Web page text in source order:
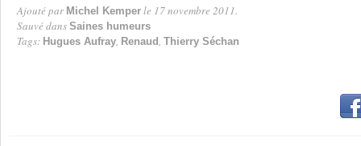
Ajouté par Michel Kemper le 17 novembre 2011.
Sauvé dans Saines humeurs
Tags: Hugues Aufray, Renaud, Thierry Séchan